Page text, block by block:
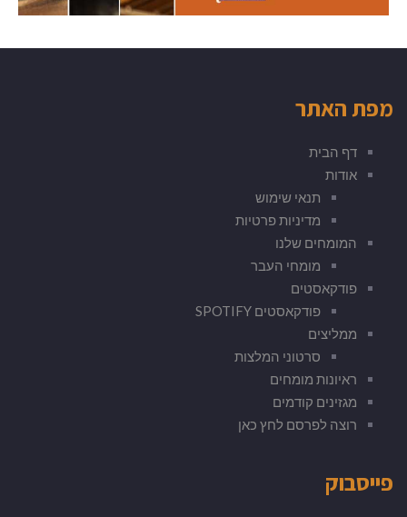
מפת האתר
דף הבית
אודות
תנאי שימוש
מדיניות פרטיות
המומחים שלנו
מומחי העבר
פודקאסטים
פודקאסטים SPOTIFY
ממליצים
סרטוני המלצות
ראיונות מומחים
מגזינים קודמים
רוצה לפרסם לחץ כאן
פייסבוק